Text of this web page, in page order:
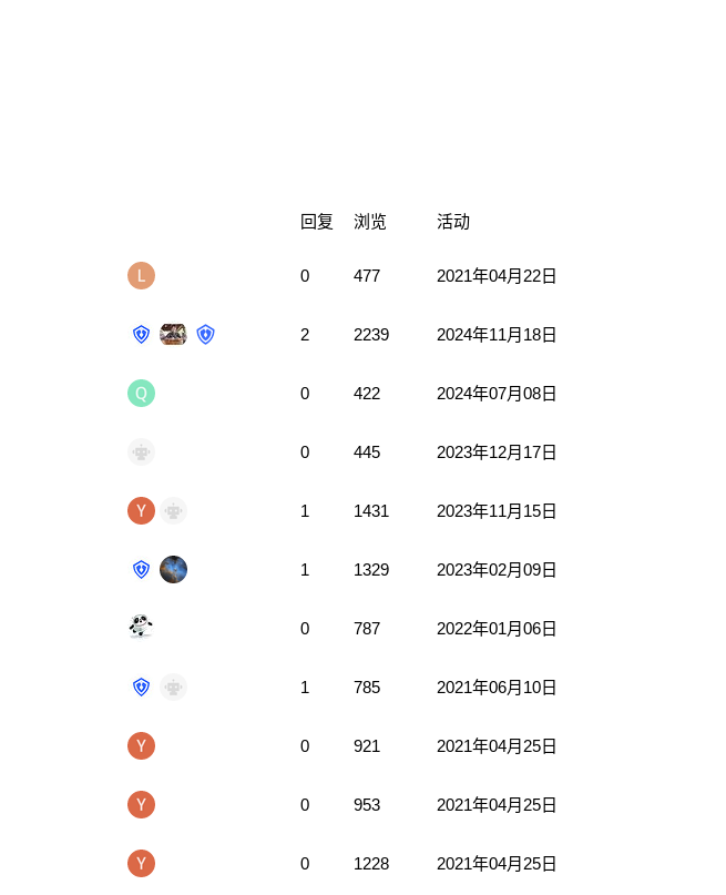
回复 浏览 活动
0 477 2021年04月22日
2 2239 2024年11月18日
0 422 2024年07月08日
0 445 2023年12月17日
1 1431 2023年11月15日
1 1329 2023年02月09日
0 787 2022年01月06日
1 785 2021年06月10日
0 921 2021年04月25日
0 953 2021年04月25日
0 1228 2021年04月25日